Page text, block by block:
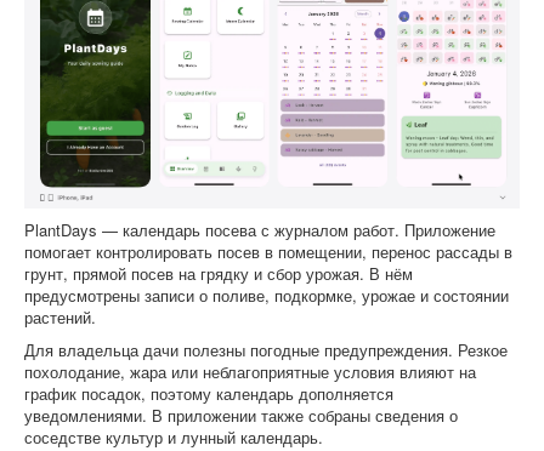
PlantDays — календарь посева с журналом работ. Приложение
помогает контролировать посев в помещении, перенос рассады в
грунт, прямой посев на грядку и сбор урожая. В нём
предусмотрены записи о поливе, подкормке, урожае и состоянии
растений.
Для владельца дачи полезны погодные предупреждения. Резкое
похолодание, жара или неблагоприятные условия влияют на
график посадок, поэтому календарь дополняется
уведомлениями. В приложении также собраны сведения о
соседстве культур и лунный календарь.